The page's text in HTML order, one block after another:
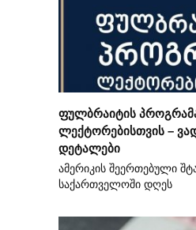
ფულბრაიტის
ლექტორებისთვის –
დეტალები
ამერიკის შეერთებული
საქართველოში დღეს